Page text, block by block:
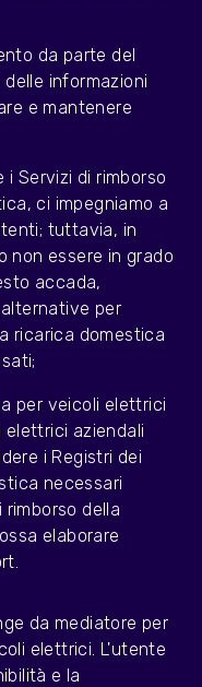
da parte del
informazioni
e mantenere
Servizi di rimborso
ci impegniamo a
tuttavia, in
non essere in grado
accada,
per
ricarica domestica
per veicoli elettrici
aziendali
i Registri dei
necessari
della
elaborare
da mediatore per
elettrici. L'utente
e la